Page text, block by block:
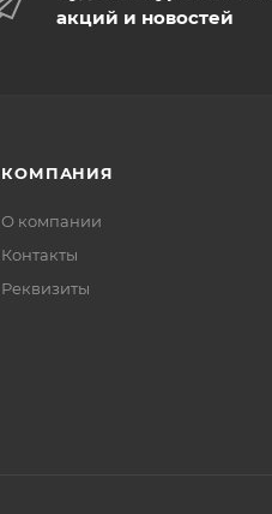
акций и новостей
КОМПАНИЯ
О компании
Контакты
Реквизиты